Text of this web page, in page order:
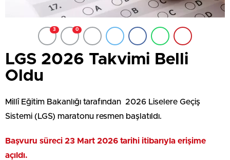
3 0
LGS 2026 Takvimi Belli
Oldu
Millî Eğitim Bakanlığı tarafından 2026 Liselere Geçiş
Sistemi (LGS) maratonu resmen başlatıldı.
Başvuru süreci 23 Mart 2026 tarihi itibarıyla erişime
açıldı.